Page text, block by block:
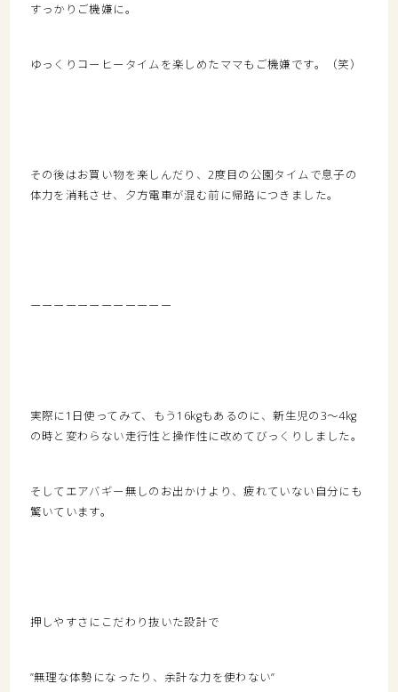
すっかりご機嫌に。
ゆっくりコーヒータイムを楽しめたママもご機嫌です。（笑）
その後はお買い物を楽しんだり、2度目の公園タイムで息子の
体力を消耗させ、夕方電車が混む前に帰路につきました。
ーーーーーーーーーーーー
実際に1日使ってみて、もう16kgもあるのに、新生児の3〜4kg
の時と変わらない走行性と操作性に改めてびっくりしました。
そしてエアバギー無しのお出かけより、疲れていない自分にも
驚いています。
押しやすさにこだわり抜いた設計で
”無理な体勢になったり、余計な力を使わない”